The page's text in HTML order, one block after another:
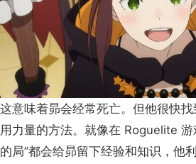
这意味着昴会经常死亡。但他很快
用力量的方法。就像在 Roguelite
的局”都会给昴留下经验和知识，他